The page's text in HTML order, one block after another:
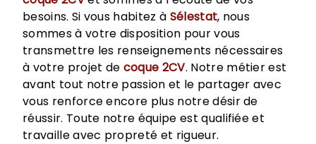
besoins. Si vous habitez à Sélestat, nous
sommes à votre disposition pour vous
transmettre les renseignements nécessaires
à votre projet de coque 2CV. Notre métier est
avant tout notre passion et le partager avec
vous renforce encore plus notre désir de
réussir. Toute notre équipe est qualifiée et
travaille avec propreté et rigueur.